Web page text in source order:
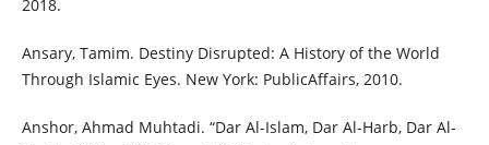
2018.
Ansary, Tamim. Destiny Disrupted: A History of the World
Through Islamic Eyes. New York: PublicAffairs, 2010.
Anshor, Ahmad Muhtadi. “Dar Al-Islam, Dar Al-Harb, Dar Al-